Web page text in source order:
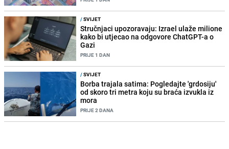
/SVIJET
Stručnjaci upozoravaju: Izrael ulaže milione
kako bi utjecao na odgovore ChatGPT-a o
Gazi
PRIJE 1 DAN
/SVIJET
Borba trajala satima: Pogledajte 'grdosiju'
od skoro tri metra koju su braća izvukla iz
mora
PRIJE 2 DANA